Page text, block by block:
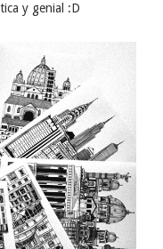
y genial :D